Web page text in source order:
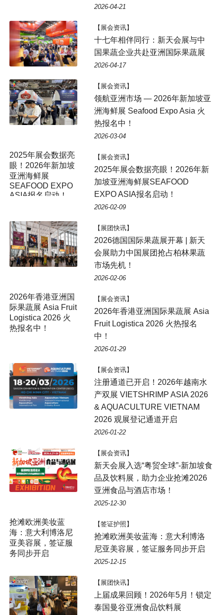
2026-04-21
【展会资讯】
十七年相伴同行：新天会展与中
国果蔬企业共赴亚洲国际果蔬展
2026-04-17
【展会资讯】
领航亚洲市场 — 2026年新加坡亚
洲海鲜展 Seafood Expo Asia 火
热报名中！
2026-03-04
2025年展会数据亮
眼！2026年新加坡
亚洲海鲜展
SEAFOOD EXPO
ASIA报名启动！
【展会资讯】
2025年展会数据亮眼！2026年新
加坡亚洲海鲜展SEAFOOD
EXPO ASIA报名启动！
2026-02-09
【展团快讯】
2026德国国际果蔬展开幕 | 新天
会展助力中国展团抢占柏林果蔬
市场先机！
2026-02-06
2026年香港亚洲国
际果蔬展 Asia Fruit
Logistica 2026 火
热报名中！
【展会资讯】
2026年香港亚洲国际果蔬展 Asia
Fruit Logistica 2026 火热报名
中！
2026-01-29
【展会资讯】
注册通道已开启！2026年越南水
产双展 VIETSHRIMP ASIA 2026
& AQUACULTURE VIETNAM
2026 观展登记通道开启
2026-01-22
【展会资讯】
新天会展入选“粤贸全球”-新加坡食
品及饮料展，助力企业抢滩2026
亚洲食品与酒店市场！
2025-12-30
抢滩欧洲美妆蓝
海：意大利博洛尼
亚美容展，签证服
务同步开启
【签证护照】
抢滩欧洲美妆蓝海：意大利博洛
尼亚美容展，签证服务同步开启
2025-12-15
【展团快讯】
上届成果回顾！2026年5月！锁定
泰国曼谷亚洲食品饮料展